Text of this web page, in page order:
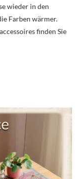
wieder in den
Farben wärmer.
finden Sie